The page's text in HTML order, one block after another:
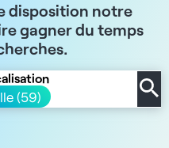
disposition notre
gagner du temps
(59)